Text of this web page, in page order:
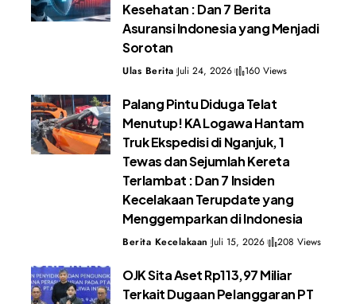
Kesehatan : Dan 7 Berita
Asuransi Indonesia yang Menjadi
Sorotan
Ulas Berita Juli 24, 2026 160 Views
Palang Pintu Diduga Telat
Menutup! KA Logawa Hantam
Truk Ekspedisi di Nganjuk, 1
Tewas dan Sejumlah Kereta
Terlambat : Dan 7 Insiden
Kecelakaan Terupdate yang
Menggemparkan di Indonesia
Berita Kecelakaan Juli 15, 2026 208 Views
OJK Sita Aset Rp113,97 Miliar
Terkait Dugaan Pelanggaran PT